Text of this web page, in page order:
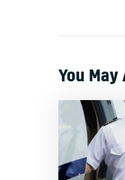
You